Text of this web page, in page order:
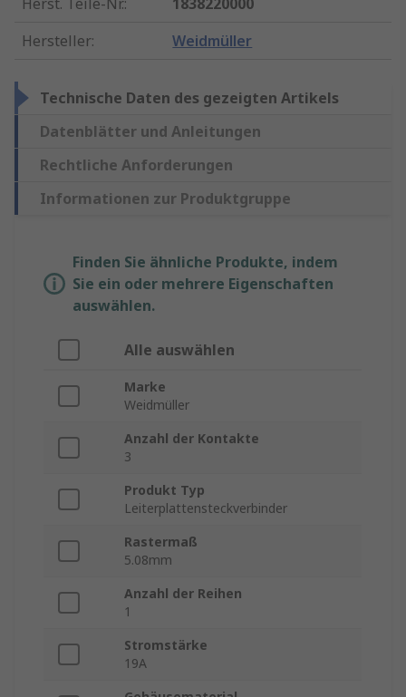
Herst. Teile-Nr.:
1838220000
Hersteller: Weidmüller
Technische Daten des gezeigten Artikels
Datenblätter und Anleitungen
Rechtliche Anforderungen
Informationen zur Produktgruppe
Finden Sie ähnliche Produkte, indem
Sie ein oder mehrere Eigenschaften
auswählen.
Alle auswählen
Marke
Weidmüller
Anzahl der Kontakte
3
Produkt Typ
Leiterplattensteckverbinder
Rastermaß
5.08mm
Anzahl der Reihen
1
Stromstärke
19A